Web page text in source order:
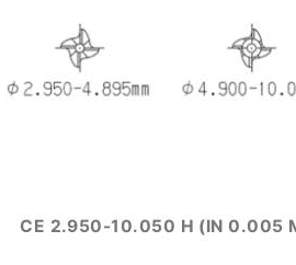
CE 2.950-10.050 H (IN 0.005